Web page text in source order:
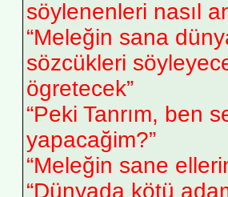
söylenenleri nasıl
“Meleğin sana
sözcükleri
ögretecek”
“Peki Tanrım, ben
yapacağim?”
“Meleğin sane
“Dünyada kötü